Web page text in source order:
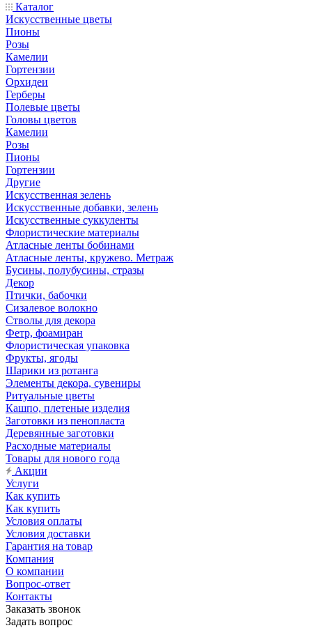
Каталог
Искусственные цветы
Пионы
Розы
Камелии
Гортензии
Орхидеи
Герберы
Полевые цветы
Головы цветов
Камелии
Розы
Пионы
Гортензии
Другие
Искусственная зелень
Искусственные добавки, зелень
Искусственные суккуленты
Флористические материалы
Атласные ленты бобинами
Атласные ленты, кружево. Метраж
Бусины, полубусины, стразы
Декор
Птички, бабочки
Сизалевое волокно
Стволы для декора
Фетр, фоамиран
Флористическая упаковка
Фрукты, ягоды
Шарики из ротанга
Элементы декора, сувениры
Ритуальные цветы
Кашпо, плетеные изделия
Заготовки из пенопласта
Деревянные заготовки
Расходные материалы
Товары для нового года
Акции
Услуги
Как купить
Как купить
Условия оплаты
Условия доставки
Гарантия на товар
Компания
О компании
Вопрос-ответ
Контакты
Заказать звонок
Задать вопрос